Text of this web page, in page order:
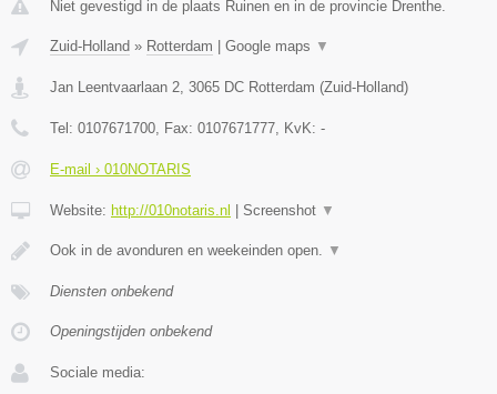
Niet gevestigd in de plaats Ruinen en in de provincie Drenthe.
Zuid-Holland » Rotterdam Google maps ▼
Jan Leentvaarlaan 2, 3065 DC Rotterdam (Zuid-Holland)
Tel: 0107671700, Fax: 0107671777, KvK: -
E-mail › 010NOTARIS
Website: http://010notaris.nl Screenshot ▼
Ook in de avonduren en weekeinden open. ▼
Diensten onbekend
Openingstijden onbekend
Sociale media: